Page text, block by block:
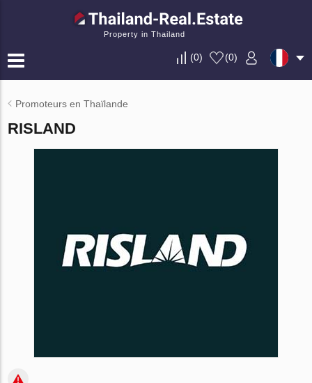
Property in Thailand
(0) (0)
Promoteurs en Thaïlande
RISLAND